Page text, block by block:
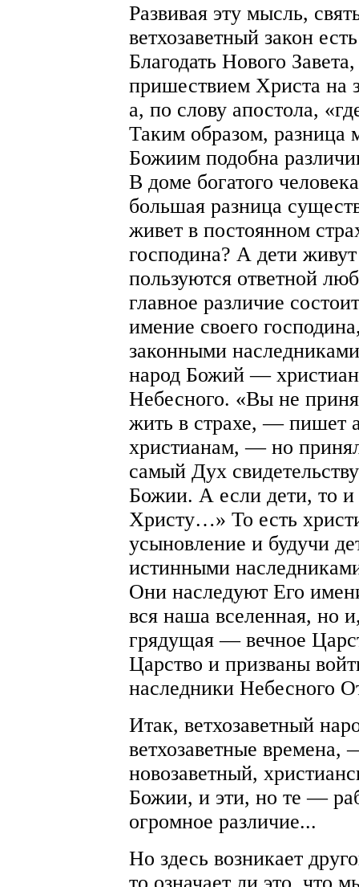
Развивая эту мысль,
ветхозаветный закон
Благодать Нового
пришествием Христа на
а, по слову апостола,
Таким образом,
Божиим подобна
В доме богатого
большая разница
живет в постоянном
господина? А дети
пользуются ответной
главное различие
имение своего
законными
народ Божий —
Небесного. «Вы не
жить в страхе, — пишет
христианам, — но
самый Дух
Божии. А если дети, то
Христу…» То есть
усыновление и будучи
истинными
Они наследуют Его
вся наша вселенная, но
грядущая — вечное
Царство и призваны
наследники Небесного
Итак, ветхозаветный
ветхозаветные
новозаветный,
Божии, и эти, но те —
огромное различие...
Но здесь возникает